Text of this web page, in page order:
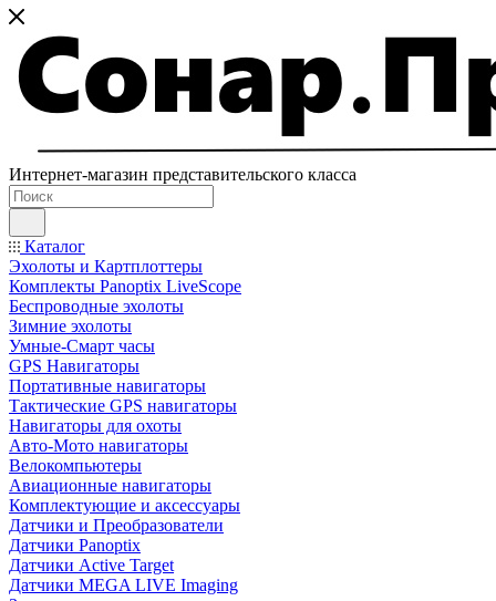
Интернет-магазин представительского класса
Каталог
Эхолоты и Картплоттеры
Комплекты Panoptix LiveScope
Беспроводные эхолоты
Зимние эхолоты
Умные-Смарт часы
GPS Навигаторы
Портативные навигаторы
Тактические GPS навигаторы
Навигаторы для охоты
Авто-Мото навигаторы
Велокомпьютеры
Авиационные навигаторы
Комплектующие и аксессуары
Датчики и Преобразователи
Датчики Panoptix
Датчики Active Target
Датчики MEGA LIVE Imaging